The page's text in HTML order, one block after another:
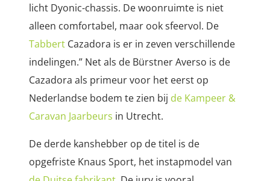
licht Dyonic-chassis. De woonruimte is niet
alleen comfortabel, maar ook sfeervol. De
Tabbert Cazadora is er in zeven verschillende
indelingen.” Net als de Bürstner Averso is de
Cazadora als primeur voor het eerst op
Nederlandse bodem te zien bij de Kampeer &
Caravan Jaarbeurs in Utrecht.
De derde kanshebber op de titel is de
opgefriste Knaus Sport, het instapmodel van